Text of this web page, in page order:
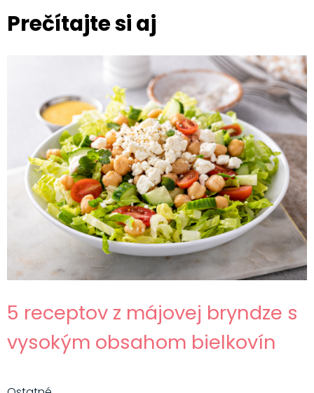
Prečítajte si aj
5 receptov z májovej bryndze s
vysokým obsahom bielkovín